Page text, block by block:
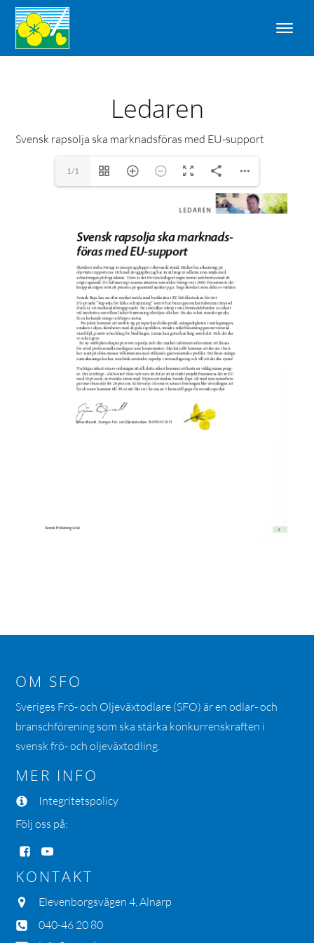
Ledaren
Svensk rapsolja ska marknadsföras med EU-support
1/1
OM SFO
Sveriges Frö- och Oljeväxtodlare (SFO) är en odlar- och
branschförening som ska stärka konkurrenskraften i
svensk frö- och oljeväxtodling.
MER INFO
Integritetspolicy
Följ oss på:
KONTAKT
Elevenborgsvägen 4, Alnarp
040-46 20 80